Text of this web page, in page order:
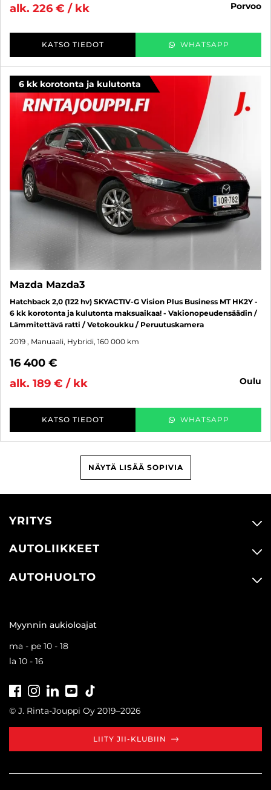
alk. 226 € / kk
porvoo
KATSO TIEDOT WHATSAPP
6 kk korotonta ja kulutonta
Mazda Mazda3
Hatchback 2,0 (122 hv) SKYACTIV-G Vision Plus Business MT HK2Y -
6 kk korotonta ja kulutonta maksuaikaa! - Vakionopeudensäädin /
Lämmitettävä ratti / Vetokoukku / Peruutuskamera
2019 , Manuaali, Hybridi, 160 000 km
16 400 €
alk. 189 € / kk
oulu
KATSO TIEDOT WHATSAPP
NÄYTÄ LISÄÄ SOPIVIA
YRITYS
AUTOLIIKKEET
AUTOHUOLTO
Myynnin aukioloajat
ma - pe 10 - 18
la 10 - 16
FacebookInstagramLinkedInYoutube
© J. Rinta-Jouppi Oy 2019–2026
LIITY JII-KLUBIIN